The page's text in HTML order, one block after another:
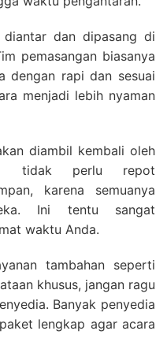
dan dipasang di
pemasangan biasanya
dengan rapi dan sesuai
menjadi lebih nyaman
diambil kembali oleh
tidak perlu repot
karena semuanya
Ini tentu sangat
waktu Anda.
tambahan seperti
khusus, jangan ragu
Banyak penyedia
lengkap agar acara